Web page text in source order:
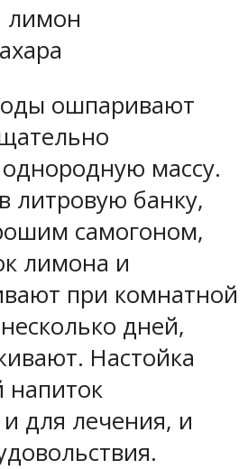
лимон
ошпаривают
массу.
литровую банку,
самогоном,
лимона и
при комнатной
дней,
Настойка
напиток
для лечения, и